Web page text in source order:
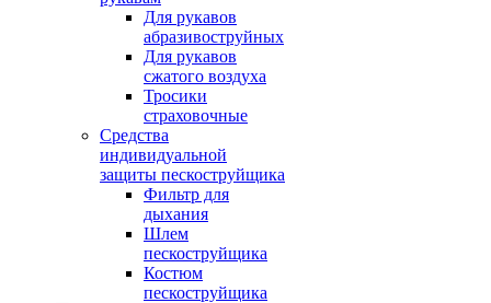
Для рукавов
абразивоструйных
Для рукавов
сжатого воздуха
Тросики
страховочные
Средства
индивидуальной
защиты пескоструйщика
Фильтр для
дыхания
Шлем
пескоструйщика
Костюм
пескоструйщика